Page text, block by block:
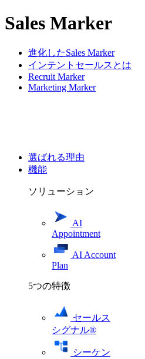
Sales Marker
進化したSales Marker
インテントセールスとは
Recruit Marker
Marketing Marker
選ばれる理由
機能
ソリューション
AI
Appointment
AI Account
Plan
5つの特徴
セールス
シグナル®
シーケン